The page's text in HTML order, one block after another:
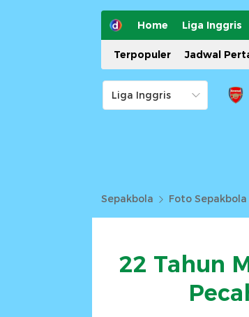
Home Liga Inggris
Terpopuler Jadwal
Sepakbola Foto Sepakbola
22 Tahun